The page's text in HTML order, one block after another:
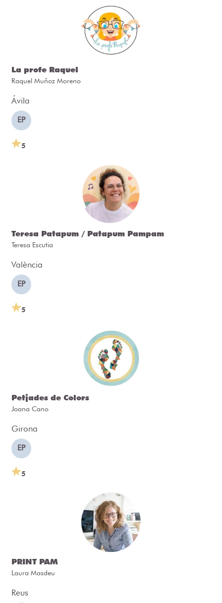
La profe Raquel
Raquel Muñoz Moreno
Ávila
EP
5
Teresa Patapum / Patapum Pampam
Teresa Escutia
València
EP
5
Petjades de Colors
Joana Cano
Girona
EP
5
PRINT PAM
Laura Masdeu
Reus